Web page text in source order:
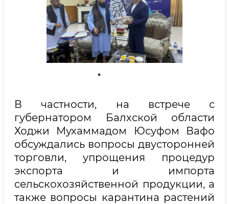
В частности, на встрече с
губернатором Балхской области
Ходжи Мухаммадом Юсуфом Вафо
обсуждались вопросы двусторонней
торговли, упрощения процедур
экспорта и импорта
сельскохозяйственной продукции, а
также вопросы карантина растений